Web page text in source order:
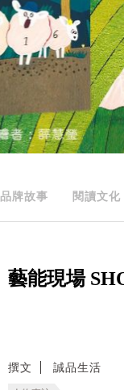
品牌故事 閱讀文化
藝能現場
撰文 誠品生活